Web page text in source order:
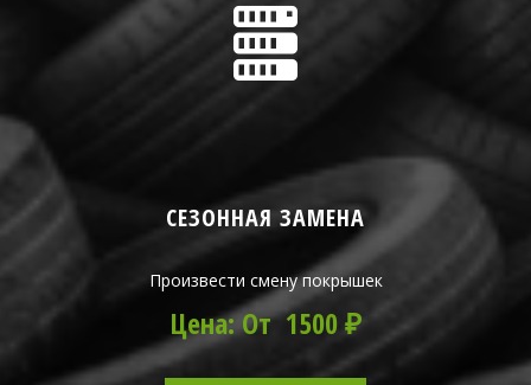
СЕЗОННАЯ ЗАМЕНА
Произвести смену покрышек
Цена: От 1500 ₽